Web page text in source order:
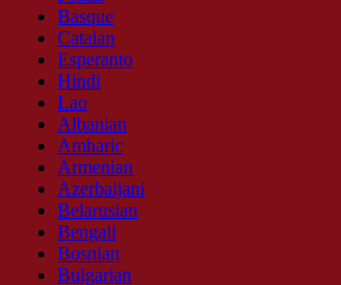
Basque
Catalan
Esperanto
Hindi
Lao
Albanian
Amharic
Armenian
Azerbaijani
Belarusian
Bengali
Bosnian
Bulgarian